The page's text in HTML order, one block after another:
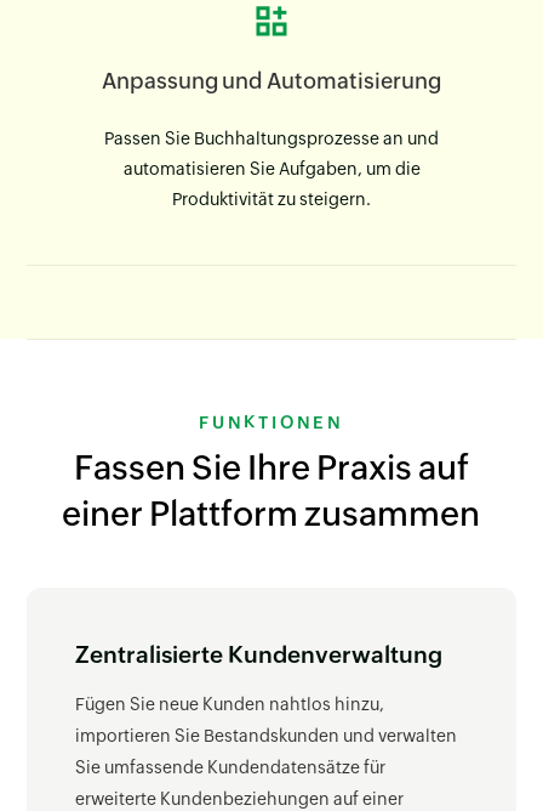
Anpassung und Automatisierung
Passen Sie Buchhaltungsprozesse an und
automatisieren Sie Aufgaben, um die
Produktivität zu steigern.
FUNKTIONEN
Fassen Sie Ihre Praxis auf
einer Plattform zusammen
Zentralisierte Kundenverwaltung
Fügen Sie neue Kunden nahtlos hinzu,
importieren Sie Bestandskunden und verwalten
Sie umfassende Kundendatensätze für
erweiterte Kundenbeziehungen auf einer